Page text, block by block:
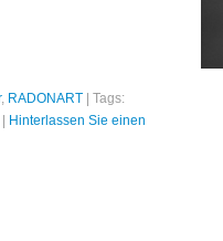
, RADONART
Tags:
Hinterlassen Sie einen